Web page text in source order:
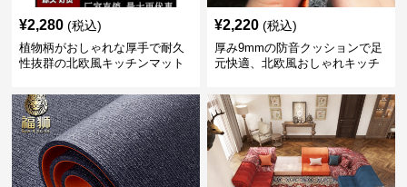
¥2,280 (税込)
植物柄がおしゃれな厚手で耐久
性抜群の北欧風キッチンマット
¥2,220 (税込)
厚み9mmの防音クッションで足
元快適、北欧風おしゃれキッチ